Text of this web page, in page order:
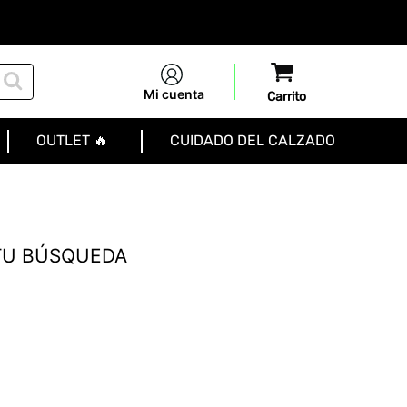
Mi cuenta
OUTLET 🔥 CUIDADO DEL CALZADO
BÚSQUEDA